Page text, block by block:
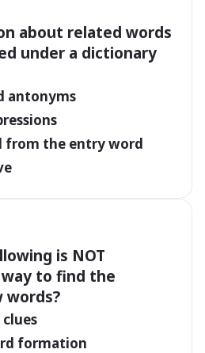
about related words
under a dictionary
antonyms
from the entry word
is NOT
to find the
words?
formation